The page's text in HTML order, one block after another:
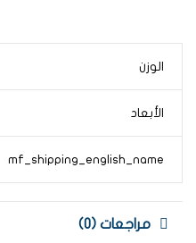
الوزن
الأبعاد
mf_shipping_english_name
مراجعات (0)